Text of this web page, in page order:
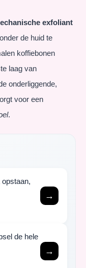
exfoliant
de huid te
koffiebonen
laag van
onderliggende,
voor een
.
→
de hele
→